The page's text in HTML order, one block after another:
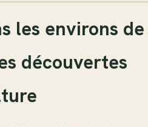
les environs de
découvertes